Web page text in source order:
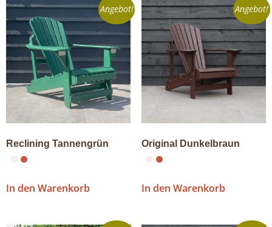
Angebot!
Reclining Tannengrün
In den Warenkorb
Angebot!
Original Dunkelbraun
In den Warenkorb